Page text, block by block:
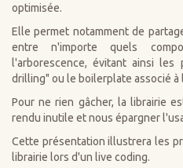
optimisée.
Elle permet notamment de
entre n'importe quels
l'arborescence, évitant ainsi les
drilling" ou le boilerplate associé à
Pour ne rien gâcher, la librairie
rendu inutile et nous épargner
Cette présentation illustrera les
librairie lors d'un live coding.